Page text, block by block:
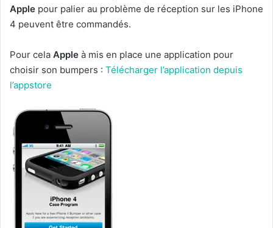
Apple pour palier au problème de réception sur les iPhone
4 peuvent être commandés.
Pour cela Apple à mis en place une application pour
choisir son bumpers : Télécharger l’application depuis
l’appstore